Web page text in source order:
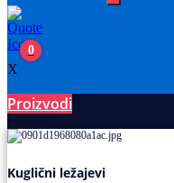
0
X
Proizvodi
Kuglični ležajevi